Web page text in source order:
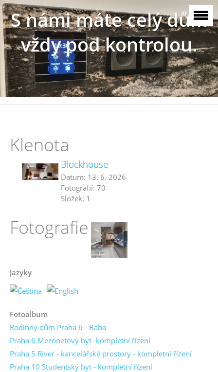
S námi máte celý dům
vždy pod kontrolou.
Klenota
Blockhouse
Datum: 13. 6. 2026
Fotografií: 70
Složek: 1
Fotografie
Jazyky
Fotoalbum
Rodinný dům Praha 6 - Baba
Praha 6 Mezonetový byt- kompletní řízení
Praha 5 River - kancelářské prostory - kompletní řízení
Praha 10 Studentský byt - kompletní řízení